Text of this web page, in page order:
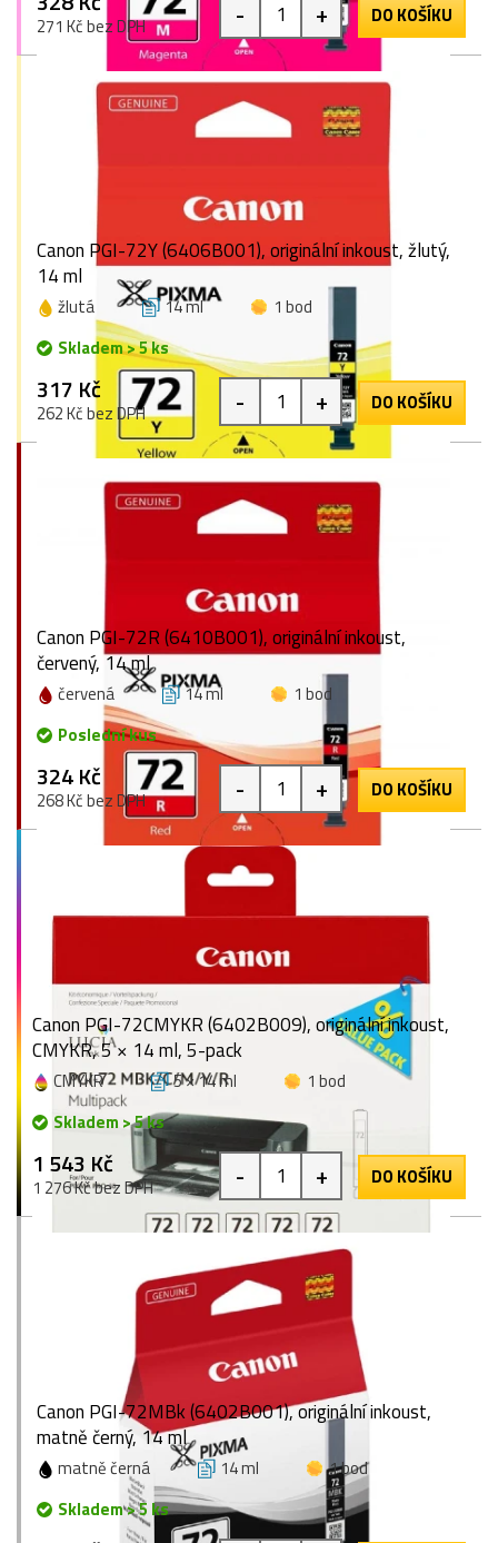
271 Kč bez DPH - + DO KOŠÍKU
Canon PGI-72Y (6406B001), originální inkoust, žlutý,
14 ml
žlutá 14 ml
1 bod
Skladem > 5 ks
317 Kč
262 Kč bez DPH - + DO KOŠÍKU
Canon PGI-72R (6410B001), originální inkoust,
červený, 14 ml
červená 14 ml
1 bod
Poslední kus
324 Kč
268 Kč bez DPH - + DO KOŠÍKU
Canon PGI-72CMYKR (6402B009), originální inkoust,
CMYKR, 5 × 14 ml, 5-pack
CMYKR 5 × 14 ml
1 bod
Skladem > 5 ks
1 543 Kč
1 276 Kč bez DPH - + DO KOŠÍKU
Canon PGI-72MBk (6402B001), originální inkoust,
matně černý, 14 ml
matně černá 14 ml
1 bod
Skladem > 5 ks